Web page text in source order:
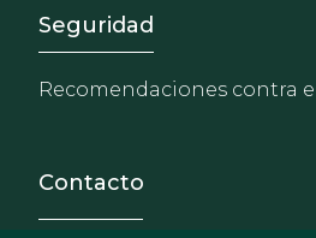
Footer -
Seguridad
Recomendaciones contra
Contacto